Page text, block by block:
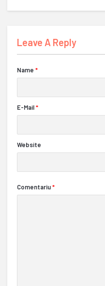
Leave A Reply
Name *
E-Mail*
Website
Comentariu*